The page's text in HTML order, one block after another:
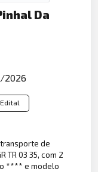
Da
2026
Edital
transporte de
TR 03 35, com 2
**** e modelo